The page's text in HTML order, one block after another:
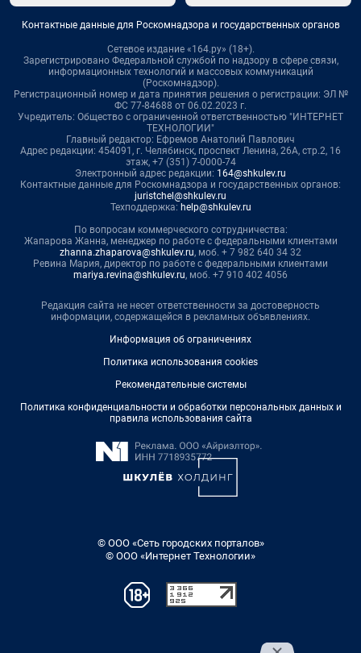
Контактные данные для Роскомнадзора и государственных органов
Сетевое издание «164.ру» (18+).
Зарегистрировано Федеральной службой по надзору в сфере связи,
информационных технологий и массовых коммуникаций
(Роскомнадзор).
Регистрационный номер и дата принятия решения о регистрации: ЭЛ №
ФС 77-84688 от 06.02.2023 г.
Учредитель: Общество с ограниченной ответственностью "ИНТЕРНЕТ
ТЕХНОЛОГИИ"
Главный редактор: Ефремов Анатолий Павлович
Адрес редакции: 454091, г. Челябинск, проспект Ленина, 26А, стр.2, 16
этаж, +7 (351) 7-0000-74
Электронный адрес редакции: 164@shkulev.ru
Контактные данные для Роскомнадзора и государственных органов:
juristchel@shkulev.ru
Техподдержка: help@shkulev.ru
По вопросам коммерческого сотрудничества:
Жапарова Жанна, менеджер по работе с федеральными клиентами
zhanna.zhaparova@shkulev.ru, моб. + 7 982 640 34 32
Ревина Мария, директор по работе с федеральными клиентами
mariya.revina@shkulev.ru, моб. +7 910 402 4056
Редакция сайта не несет ответственности за достоверность
информации, содержащейся в рекламных объявлениях.
Информация об ограничениях
Политика использования cookies
Рекомендательные системы
Политика конфиденциальности и обработки персональных данных и
правила использования сайта
© ООО «Сеть городских порталов»
© ООО «Интернет Технологии»